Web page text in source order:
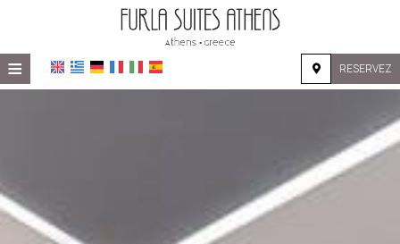
≡ RESERVEZ
INSTALLATIONS